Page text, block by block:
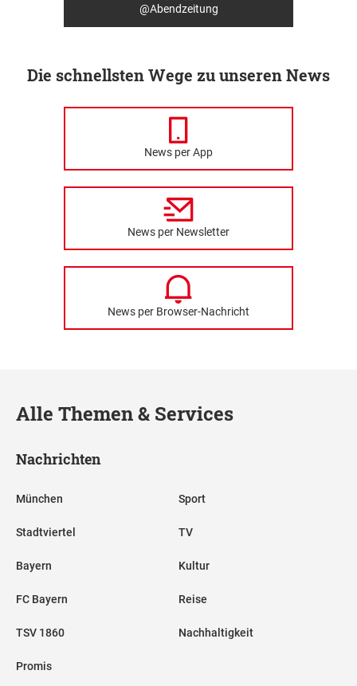
@Abendzeitung
Die schnellsten Wege zu unseren News
News per App
News per Newsletter
News per Browser-Nachricht
Alle Themen & Services
Nachrichten
München
Stadtviertel
Bayern
FC Bayern
TSV 1860
Promis
Sport
TV
Kultur
Reise
Nachhaltigkeit